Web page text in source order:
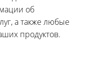
об
а также любые
продуктов.